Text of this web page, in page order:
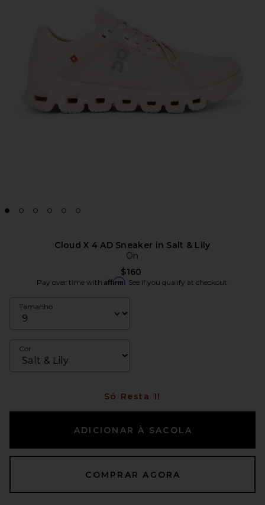
Cloud X 4 AD Sneaker in Salt & Lily
On
$160
Pay over time with Affirm. See if you qualify at checkout.
Tamanho
Cor
Só Resta 1!
ADICIONAR À SACOLA
COMPRAR AGORA